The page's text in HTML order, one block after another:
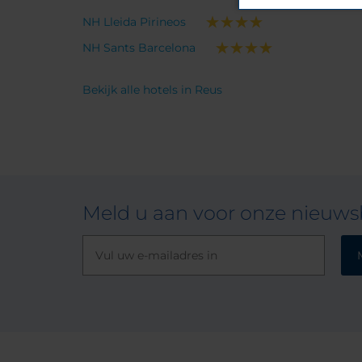
NH Lleida Pirineos
NH Sants Barcelona
Bekijk alle hotels in Reus
Meld u aan voor onze